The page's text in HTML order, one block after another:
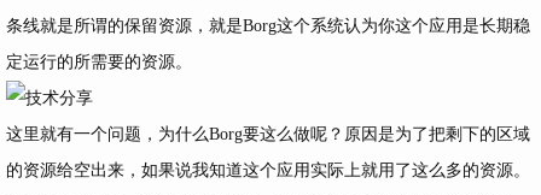
条线就是所谓的保留资源，就是Borg这个系统认为你这个应用是长期稳
定运行的所需要的资源。
这里就有一个问题，为什么Borg要这么做呢？原因是为了把剩下的区域
的资源给空出来，如果说我知道这个应用实际上就用了这么多的资源。